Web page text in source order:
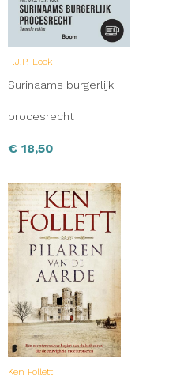
F.J.P. Lock
Surinaams burgerlijk
procesrecht
€ 18,50
Ken Follett